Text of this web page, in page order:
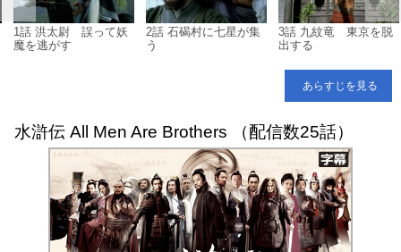
1話 洪太尉 誤って妖
魔を逃がす
2話 石碣村に七星が集
う
3話 九紋竜 東京を脱
出する
あらすじを見る
水滸伝 All Men Are Brothers （配信数25話）